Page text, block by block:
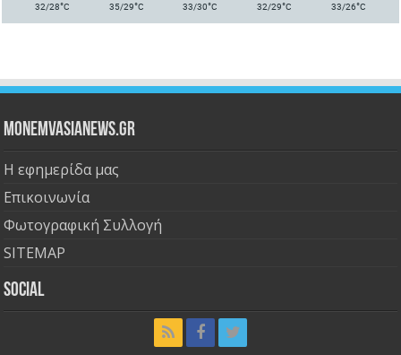
32/28°C 35/29°C 33/30°C 32/29°C 33/26°C
Monemvasianews.gr
Η εφημερίδα μας
Επικοινωνία
Φωτογραφική Συλλογή
SITEMAP
Social